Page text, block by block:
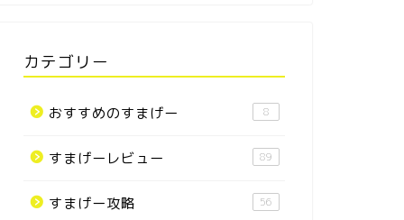
カテゴリー
おすすめのすまげー 8
すまげーレビュー 89
すまげー攻略 56